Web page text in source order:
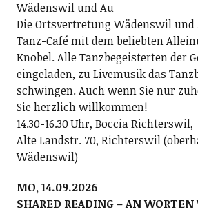
Wädenswil und Au
Die Ortsvertretung Wädenswil
Tanz-Café mit dem beliebten
Knobel. Alle Tanzbegeisterten der
eingeladen, zu Livemusik das
schwingen. Auch wenn Sie nur
Sie herzlich willkommen!
14.30-16.30 Uhr, Boccia Richterswil,
Alte Landstr. 70, Richterswil
Wädenswil)
MO, 14.09.2026
SHARED READING – AN WORTEN